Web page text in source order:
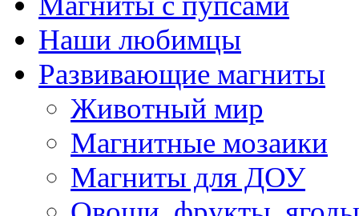
Наши любимцы
Развивающие магниты
Животный мир
Магнитные мозаики
Магниты для ДОУ